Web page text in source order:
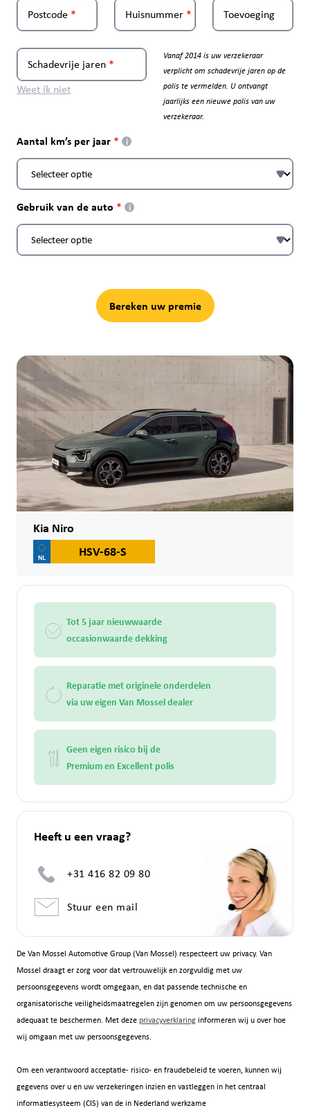
Postcode Huisnummer Toevoeging
Schadevrije jaren
Weet ik niet
Vanaf 2014 is uw verzekeraar
verplicht om schadevrije jaren op de
polis te vermelden. U ontvangt
jaarlijks een nieuwe polis van uw
verzekeraar.
Aantal km’s per jaar i
Gebruik van de auto i
Bereken uw premie
De Van Mossel Automotive Group (Van Mossel) respecteert uw privacy. Van
Mossel draagt er zorg voor dat vertrouwelijk en zorgvuldig met uw
persoonsgegevens wordt omgegaan, en dat passende technische en
organisatorische veiligheidsmaatregelen zijn genomen om uw persoonsgegevens
adequaat te beschermen. Met deze privacyverklaringinformeren wij u over hoe
wij omgaan met uw persoonsgegevens.
Om een verantwoord acceptatie- risico- en fraudebeleid te voeren, kunnen wij
gegevens over u en uw verzekeringen inzien en vastleggen in het centraal
informatiesysteem (CIS) van de in Nederland werkzame
Kia Niro
HSV-68-S
Tot 5 jaar nieuwwaarde
occasionwaarde dekking
Reparatie met originele onderdelen
via uw eigen Van Mossel dealer
Geen eigen risico bij de
Premium en Excellent polis
Heeft u een vraag?
+31 416 82 09 80
Stuur een mail